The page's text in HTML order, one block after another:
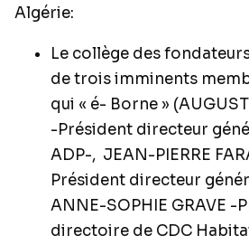
Algérie:
Le collège des
de trois imminents
qui « é- Borne »
-Président directeur
ADP-, JEAN-PIERRE
Président directeur
ANNE-SOPHIE GRAVE -
directoire de CDC